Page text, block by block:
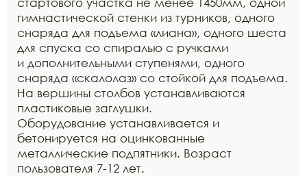
гимнастической стенки из турников, одного
снаряда для подъема «лиана», одного шеста
для спуска со спиралью с ручками
и дополнительными ступенями, одного
снаряда «скалолаз» со стойкой для подъема.
На вершины столбов устанавливаются
пластиковые заглушки.
Оборудование устанавливается и
бетонируется на оцинкованные
металлические подпятники. Возраст
пользователя 7-12 лет.